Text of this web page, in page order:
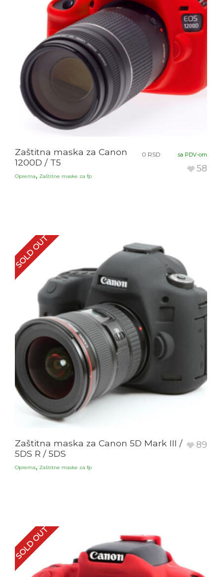
Zaštitna maska za Canon
1200D / T5
Oprema, Zaštitne maske za fp
0 RSD sa PDV-om
58
SOLD OUT
Zaštitna maska za Canon 5D Mark III /
5DS R / 5DS
Oprema, Zaštitne maske za fp
89
SOLD OUT